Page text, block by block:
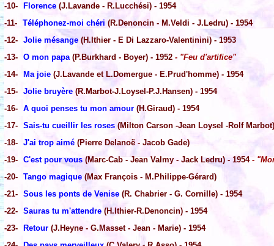
-10- Florence (J.Lavande - R.Lucchési) - 1954
-11- Téléphonez-moi chéri (R.Denoncin - M.Veldi - J.Ledru) - 1954
-12- Jolie mésange (H.Ithier - E Di Lazzaro-Valentinini) - 1953
-13- O mon papa (P.Burkhard - Boyer) - 1952 - "Feu d'artifice"
-14-
Ma joie (J.Lavande et L.Domergue - E.Prud'homme) - 1954
-15- Jolie bruyère (R.Marbot-J.Loysel-P.J.Hansen) - 1954
-16- A quoi penses tu mon amour (H.Giraud) - 1954
-17- Sais-tu cueillir les roses (Milton Carson -Jean Loysel -Rolf
-18- J'ai trop aimé (Pierre Delanoë - Jacob Gade)
-19- C'est pour vous (Marc-Cab - Jean Valmy - Jack Ledru) - 1954-
-20- Tango magique (Max François - M.Philippe-Gérard)
-21- Sous les ponts de Venise (R. Chabrier - G. Cornille) - 1954
-22- Sauras tu m'attendre (H.Ithier-R.Denoncin) - 1954
-23-
Retour (J.Heyne - G.Masset - Jean - Marie) - 1954